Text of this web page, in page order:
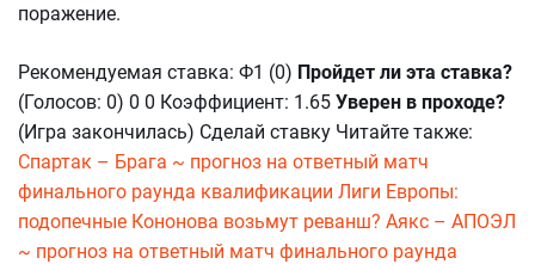
поражение.
Рекомендуемая ставка: Ф1 (0) Пройдет ли эта ставка?
(Голосов: 0) 0 0 Коэффициент: 1.65 Уверен в проходе?
(Игра закончилась) Сделай ставку Читайте также:
Спартак – Брага ~ прогноз на ответный матч
финального раунда квалификации Лиги Европы:
подопечные Кононова возьмут реванш? Аякс – АПОЭЛ
~ прогноз на ответный матч финального раунда